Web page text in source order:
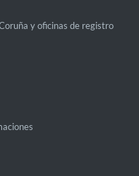
y oficinas de registro